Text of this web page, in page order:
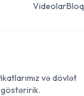
VideolarBloq
və dövlət
göstəririk.